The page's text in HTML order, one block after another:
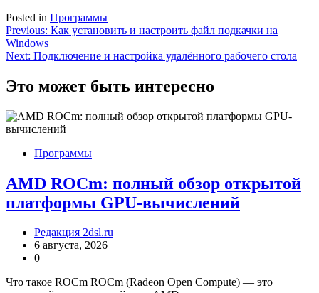
Posted in Программы
Навигация
по
Previous: Как установить и настроить файл подкачки на
Windows
Next: Подключение и настройка удалённого рабочего стола
Это может быть интересно
Программы
AMD ROCm: полный обзор открытой
платформы GPU-вычислений
Редакция 2dsl.ru
6 августа, 2026
0
Что такое ROCm ROCm (Radeon Open Compute) — это